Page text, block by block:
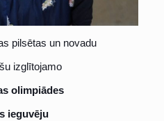
pilsētas un novadu
izglītojamo
olimpiādes
ieguvēju